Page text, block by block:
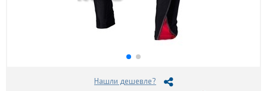
Нашли дешевле?